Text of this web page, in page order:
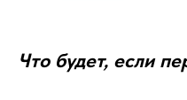
Что будет, если